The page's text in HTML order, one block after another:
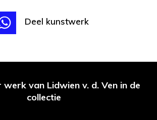
Deel kunstwerk
werk van Lidwien v. d. Ven in de
collectie